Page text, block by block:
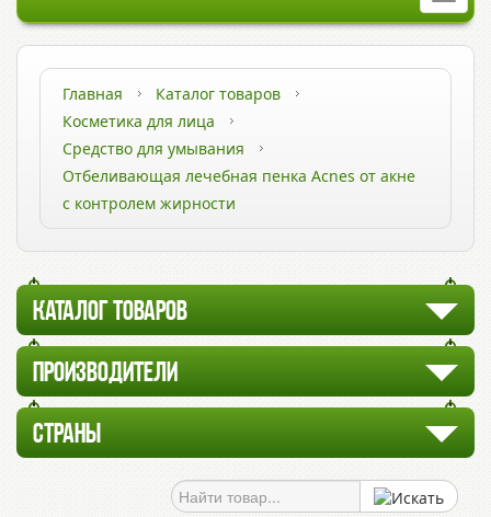
Главная
Каталог товаров
Косметика для лица
Средство для умывания
Отбеливающая лечебная пенка Acnes от акне
с контролем жирности
КАТАЛОГ ТОВАРОВ
ПРОИЗВОДИТЕЛИ
СТРАНЫ